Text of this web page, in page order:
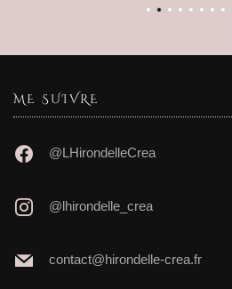
ME SUIVRE
@LHirondelleCrea
@lhirondelle_crea
contact@hirondelle-crea.fr